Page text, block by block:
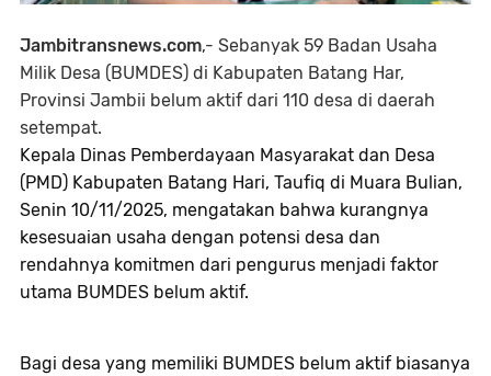
Jambitransnews.com,- Sebanyak 59 Badan Usaha
Milik Desa (BUMDES) di Kabupaten Batang Har,
Provinsi Jambii belum aktif dari 110 desa di daerah
setempat.
Kepala Dinas Pemberdayaan Masyarakat dan Desa
(PMD) Kabupaten Batang Hari, Taufiq di Muara Bulian,
Senin 10/11/2025, mengatakan bahwa kurangnya
kesesuaian usaha dengan potensi desa dan
rendahnya komitmen dari pengurus menjadi faktor
utama BUMDES belum aktif.
Bagi desa yang memiliki BUMDES belum aktif biasanya